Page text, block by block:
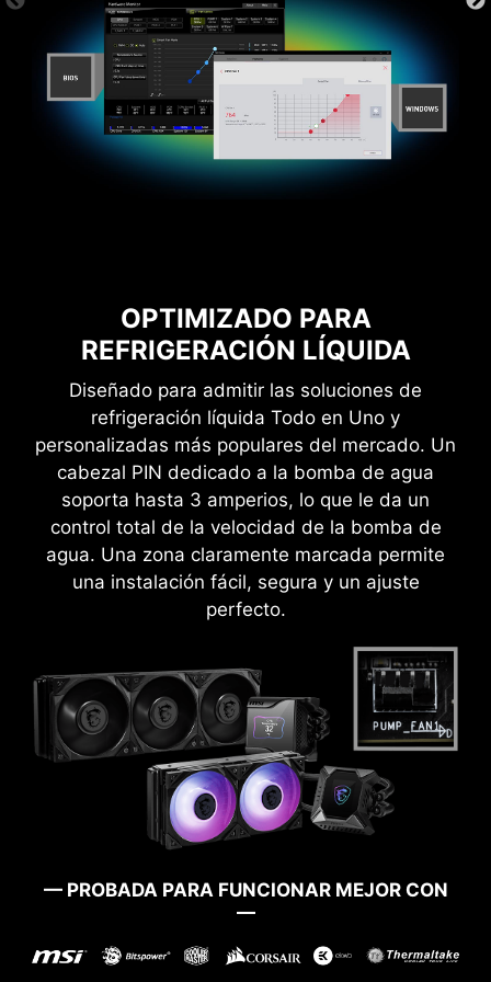
OPTIMIZADO PARA
REFRIGERACIÓN LÍQUIDA
Diseñado para admitir las soluciones de
refrigeración líquida Todo en Uno y
personalizadas más populares del mercado. Un
cabezal PIN dedicado a la bomba de agua
soporta hasta 3 amperios, lo que le da un
control total de la velocidad de la bomba de
agua. Una zona claramente marcada permite
una instalación fácil, segura y un ajuste
perfecto.
— PROBADA PARA FUNCIONAR MEJOR CON
—
atreven con el máximo rendimiento.
ARRANQUE GARANTIZADO
¿Has tenido problemas al actualizar tu BIOS o la
has corrompido? No te preocupes, las placas
madre MSI ofrecen múltiples opciones para